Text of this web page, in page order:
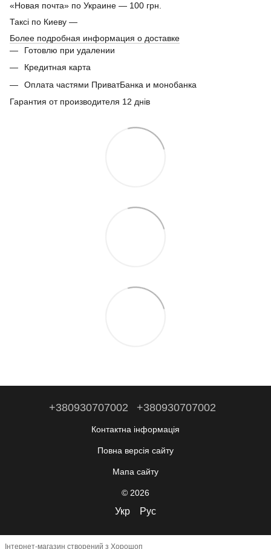
«Новая почта» по Украине — 100 грн.
Таксі по Киеву —
Более подробная информация о доставке
Готовлю при удалении
Кредитная карта
Оплата частями ПриватБанка и монобанка
Гарантия от производителя 12 днів
+380930707002 +380930707002
Контактна інформація
Повна версія сайту
Мапа сайту
© 2026
Укр Рус
Інтернет-магазин створений з Хорошоп